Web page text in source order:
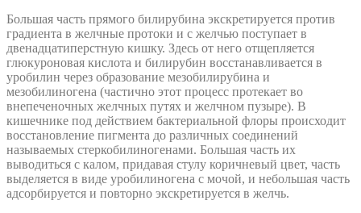
Большая часть прямого билирубина экскретируется против
градиента в желчные протоки и с желчью поступает в
двенадцатиперстную кишку. Здесь от него отщепляется
глюкуроновая кислота и билирубин восстанавливается в
уробилин через образование мезобилирубина и
мезобилиногена (частично этот процесс протекает во
внепеченочных желчных путях и желчном пузыре). В
кишечнике под действием бактериальной флоры происходит
восстановление пигмента до различных соединений
называемых стеркобилиногенами. Большая часть их
выводиться с калом, придавая стулу коричневый цвет, часть
выделяется в виде уробилиногена с мочой, и небольшая часть
адсорбируется и повторно экскретируется в желчь.